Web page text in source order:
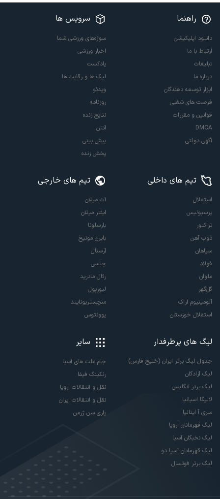
راهنما
دانلود اپلیکیشن
ارتباط با ما
تبلیغات
درباره ما
ابزار توسعه دهندگان
فرصت های شغلی
قوانین و مقررات
DMCA
آگهی دولتی
سرویس ها
سوژه‌های ورزشی شما
اخبار ورزشی
پادکست
لیگ ها و رقابت ها
ویدئو
روزنامه
نتایج زنده
آنتن
پیش بینی
پخش زنده
تیم های داخلی
استقلال
پرسپولیس
تراکتور
ذوب آهن
سپاهان
فولاد
ملوان
گل‌گهر
آلومینیوم اراک
استقلال خوزستان
تیم های خارجی
آث میلان
اینتر میلان
بارسلونا
بایرن مونیخ
آرسنال
چلسی
رئال مادرید
لیورپول
منچستریونایتد
یوونتوس
لیگ های پرطرفدار
جدول لیگ برتر ایران (خلیج فارس)
لیگ آزادگان
لیگ برتر انگلیس
لالیگا اسپانیا
سری آ ایتالیا
لیگ قهرمانان اروپا
لیگ نخبگان آسیا
لیگ قهرمانان آسیا دو
لیگ برتر فوتسال
سایر
جام ملت های آسیا
رنکینگ فیفا
نقل و انتقالات اروپا
نقل و انتقالات ایران
پاری سن ژرمن